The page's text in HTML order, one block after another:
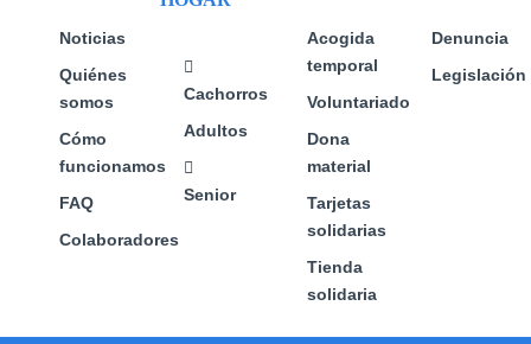
página
producto
Noticias
Quiénes
somos
Cómo
funcionamos
FAQ
Colaboradores
Cachorros
Adultos
Senior
Acogida
temporal
Voluntariado
Dona
material
Tarjetas
solidarias
Tienda
solidaria
Denuncia
Legislación